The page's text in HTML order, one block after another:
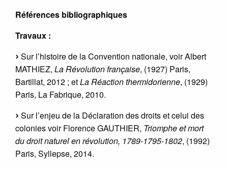
Références bibliographiques
Travaux :
Sur l’histoire de la Convention nationale, voir Albert
MATHIEZ, La Révolution française, (1927) Paris,
Bartillat, 2012 ; etLa Réaction thermidorienne, (1929)
Paris, La Fabrique, 2010.
Sur l’enjeu de la Déclaration des droits et celui des
colonies voir Florence GAUTHIER, Triomphe et mort
du droit naturel en révolution, 1789-1795-1802, (1992)
Paris, Syllepse, 2014.